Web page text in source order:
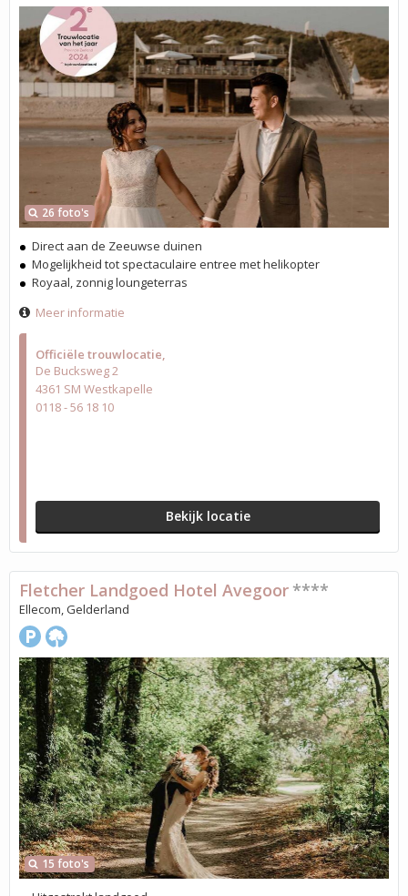
Officiële trouwlocatie
De Bucksweg 2
4361 SM Westkapelle
0118 - 56 18 10
Bekijk locatie
26 foto's
Direct aan de Zeeuwse duinen
Mogelijkheid tot spectaculaire entree met helikopter
Royaal, zonnig loungeterras
Meer informatie
15 foto's
Fletcher Landgoed Hotel Avegoor ****
Ellecom, Gelderland